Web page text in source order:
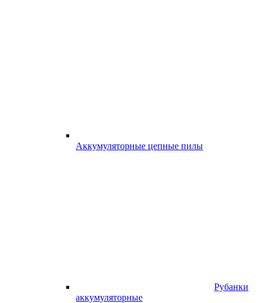
Аккумуляторные цепные пилы
Рубанки
аккумуляторные